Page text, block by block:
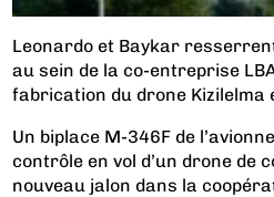
Leonardo et Baykar
au sein de la co-entreprise
fabrication du drone Kizilelma
Un biplace M-346F de
contrôle en vol d’un drone de
nouveau jalon dans la